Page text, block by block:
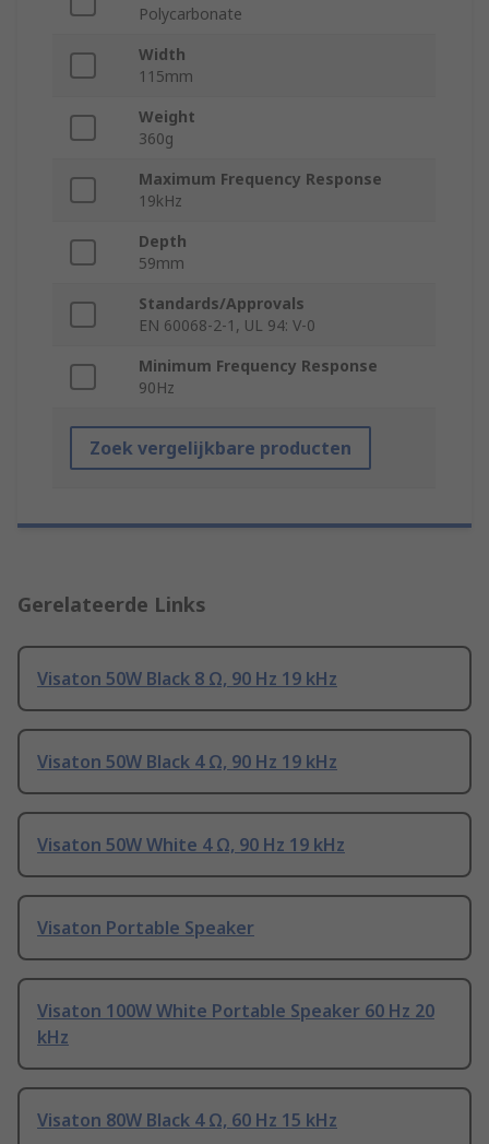
Polycarbonate
Width
115mm
Weight
360g
Maximum Frequency Response
19kHz
Depth
59mm
Standards/Approvals
EN 60068-2-1, UL 94: V-0
Minimum Frequency Response
90Hz
Zoek vergelijkbare producten
Gerelateerde Links
Visaton 50W Black 8 Ω, 90 Hz 19 kHz
Visaton 50W Black 4 Ω, 90 Hz 19 kHz
Visaton 50W White 4 Ω, 90 Hz 19 kHz
Visaton Portable Speaker
Visaton 100W White Portable Speaker 60 Hz 20
kHz
Visaton 80W Black 4 Ω, 60 Hz 15 kHz